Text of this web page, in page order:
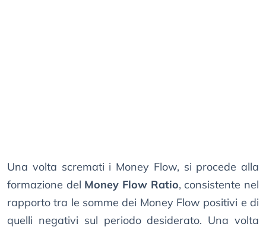
Una volta scremati i Money Flow, si procede alla
formazione del Money Flow Ratio, consistente nel
rapporto tra le somme dei Money Flow positivi e di
quelli negativi sul periodo desiderato. Una volta